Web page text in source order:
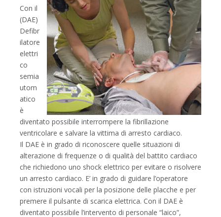
Con il
(DAE)
Defibr
ilatore
elettri
co
semia
utom
atico
è
diventato possibile interrompere la fibrillazione
ventricolare e salvare la vittima di arresto cardiaco.
Il DAE è in grado di riconoscere quelle situazioni di
alterazione di frequenze o di qualità del battito cardiaco
che richiedono uno shock elettrico per evitare o risolvere
un arresto cardiaco. E’ in grado di guidare l’operatore
con istruzioni vocali per la posizione delle placche e per
premere il pulsante di scarica elettrica. Con il DAE è
diventato possibile l’intervento di personale “laico”,